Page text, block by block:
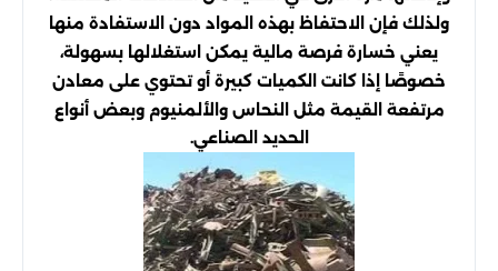
ولذلك فإن الاحتفاظ بهذه المواد دون الاستفادة منها
يعني خسارة فرصة مالية يمكن استغلالها بسهولة،
خصوصًا إذا كانت الكميات كبيرة أو تحتوي على معادن
مرتفعة القيمة مثل النحاس والألمنيوم وبعض أنواع
الحديد الصناعي.